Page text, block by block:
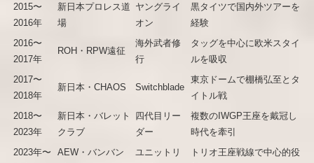
2015〜
2016年
新日本プロレス道
場
ヤングライ
オン
黒タイツで国内外ツアーを
経験
2016〜
2017年
ROH・RPW遠征
海外武者修
行
タッグを中心に欧米スタイ
ルを吸収
2017〜
2018年
新日本・CHAOS Switchblade
東京ドームで棚橋弘至とタ
イトル戦
2018〜
2023年
新日本・バレット
クラブ
四代目リー
ダー
複数のIWGP王座を戴冠し
時代を牽引
2023年〜
AEW・バンバン
ユニットリ
トリオ王座戦線で中心的役